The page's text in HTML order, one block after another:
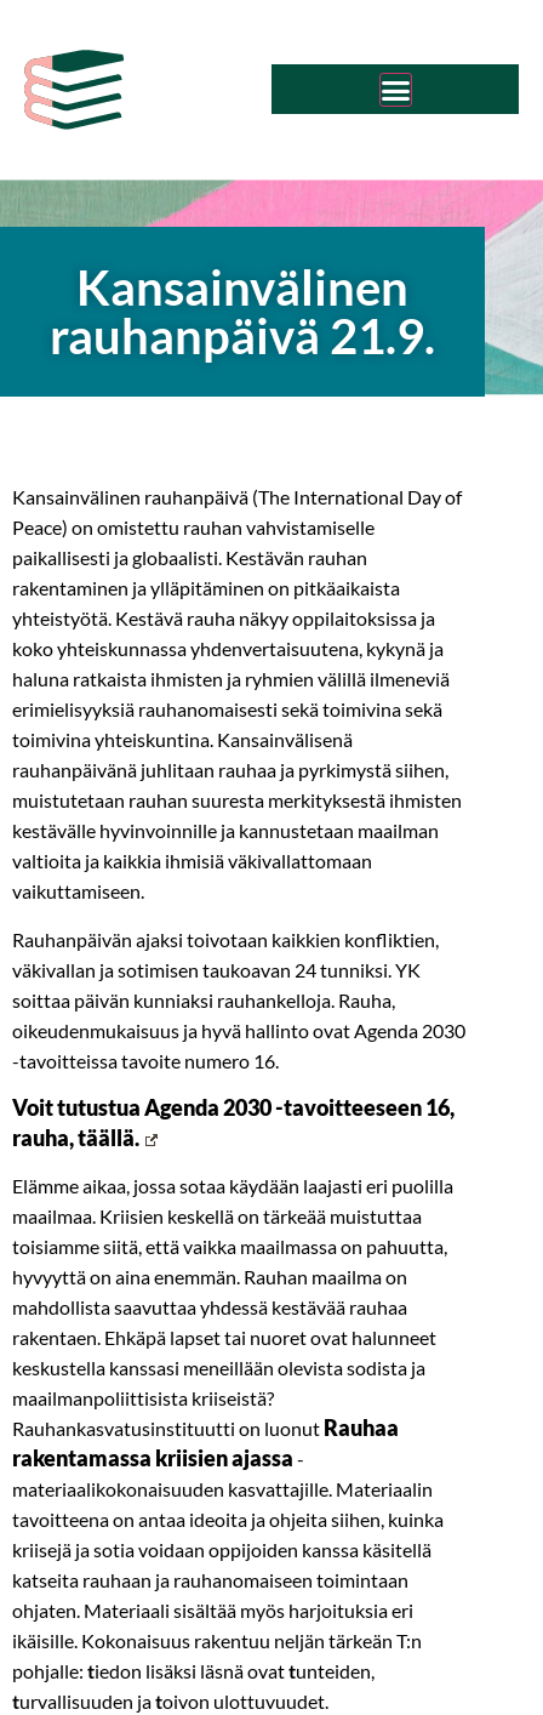
sisältöön
Kansainvälinen
rauhanpäivä 21.9.
Kansainvälinen rauhanpäivä (The International Day of
Peace) on omistettu rauhan vahvistamiselle
paikallisesti ja globaalisti. Kestävän rauhan
rakentaminen ja ylläpitäminen on pitkäaikaista
yhteistyötä. Kestävä rauha näkyy oppilaitoksissa ja
koko yhteiskunnassa yhdenvertaisuutena, kykynä ja
haluna ratkaista ihmisten ja ryhmien välillä ilmeneviä
erimielisyyksiä rauhanomaisesti sekä toimivina sekä
toimivina yhteiskuntina. Kansainvälisenä
rauhanpäivänä juhlitaan rauhaa ja pyrkimystä siihen,
muistutetaan rauhan suuresta merkityksestä ihmisten
kestävälle hyvinvoinnille ja kannustetaan maailman
valtioita ja kaikkia ihmisiä väkivallattomaan
vaikuttamiseen.
Rauhanpäivän ajaksi toivotaan kaikkien konfliktien,
väkivallan ja sotimisen taukoavan 24 tunniksi. YK
soittaa päivän kunniaksi rauhankelloja. Rauha,
oikeudenmukaisuus ja hyvä hallinto ovat Agenda 2030
-tavoitteissa tavoite numero 16.
Voit tutustua Agenda 2030 -tavoitteeseen 16,
rauha, täällä.
Elämme aikaa, jossa sotaa käydään laajasti eri puolilla
maailmaa. Kriisien keskellä on tärkeää muistuttaa
toisiamme siitä, että vaikka maailmassa on pahuutta,
hyvyyttä on aina enemmän. Rauhan maailma on
mahdollista saavuttaa yhdessä kestävää rauhaa
rakentaen. Ehkäpä lapset tai nuoret ovat halunneet
keskustella kanssasi meneillään olevista sodista ja
maailmanpoliittisista kriiseistä?
Rauhankasvatusinstituutti on luonut Rauhaa
rakentamassa kriisien ajassa -
materiaalikokonaisuuden kasvattajille. Materiaalin
tavoitteena on antaa ideoita ja ohjeita siihen, kuinka
kriisejä ja sotia voidaan oppijoiden kanssa käsitellä
katseita rauhaan ja rauhanomaiseen toimintaan
ohjaten. Materiaali sisältää myös harjoituksia eri
ikäisille. Kokonaisuus rakentuu neljän tärkeän T:n
pohjalle: tiedon lisäksi läsnä ovattunteiden,
turvallisuuden jatoivon ulottuvuudet.